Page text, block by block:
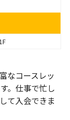
なコースレッ
。仕事で忙し
て入会できま